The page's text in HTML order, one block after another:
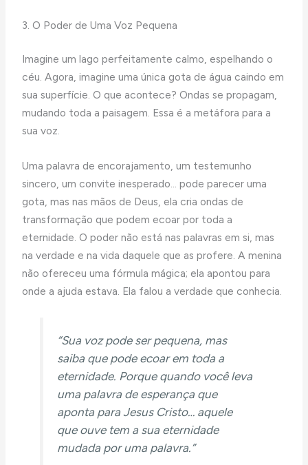
3. O Poder de Uma Voz Pequena
Imagine um lago perfeitamente calmo, espelhando o
céu. Agora, imagine uma única gota de água caindo em
sua superfície. O que acontece? Ondas se propagam,
mudando toda a paisagem. Essa é a metáfora para a
sua voz.
Uma palavra de encorajamento, um testemunho
sincero, um convite inesperado… pode parecer uma
gota, mas nas mãos de Deus, ela cria ondas de
transformação que podem ecoar por toda a
eternidade. O poder não está nas palavras em si, mas
na verdade e na vida daquele que as profere. A menina
não ofereceu uma fórmula mágica; ela apontou para
onde a ajuda estava. Ela falou a verdade que conhecia.
“Sua voz pode ser pequena, mas
saiba que pode ecoar em toda a
eternidade. Porque quando você leva
uma palavra de esperança que
aponta para Jesus Cristo… aquele
que ouve tem a sua eternidade
mudada por uma palavra.”